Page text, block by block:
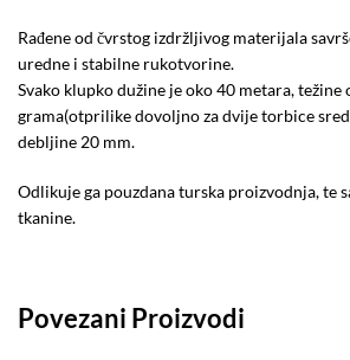
Rađene od čvrstog izdržljivog materijala
uredne i stabilne rukotvorine.
Svako klupko dužine je oko 40 metara, težine
grama(otprilike dovoljno za dvije torbice
debljine 20 mm.
Odlikuje ga pouzdana turska proizvodnja, te
tkanine.
Povezani Proizvodi